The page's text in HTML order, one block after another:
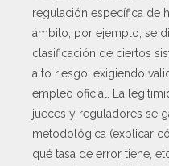
regulación específica de
ámbito; por ejemplo, se
clasificación de ciertos
alto riesgo, exigiendo
empleo oficial. La
jueces y reguladores se
metodológica (explicar
qué tasa de error tiene,